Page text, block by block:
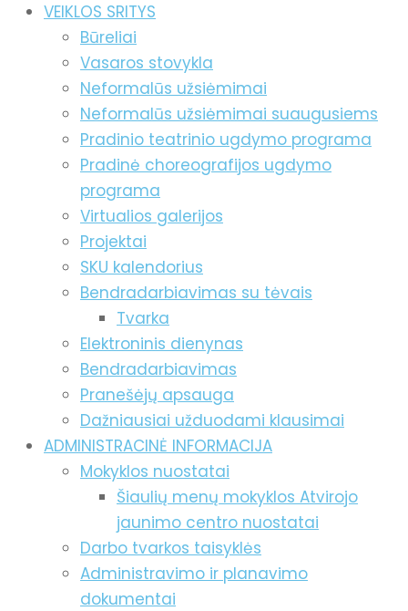
VEIKLOS SRITYS
Būreliai
Vasaros stovykla
Neformalūs užsiėmimai
Neformalūs užsiėmimai suaugusiems
Pradinio teatrinio ugdymo programa
Pradinė choreografijos ugdymo
programa
Virtualios galerijos
Projektai
SKU kalendorius
Bendradarbiavimas su tėvais
Tvarka
Elektroninis dienynas
Bendradarbiavimas
Pranešėjų apsauga
Dažniausiai užduodami klausimai
ADMINISTRACINĖ INFORMACIJA
Mokyklos nuostatai
Šiaulių menų mokyklos Atvirojo
jaunimo centro nuostatai
Darbo tvarkos taisyklės
Administravimo ir planavimo
dokumentai